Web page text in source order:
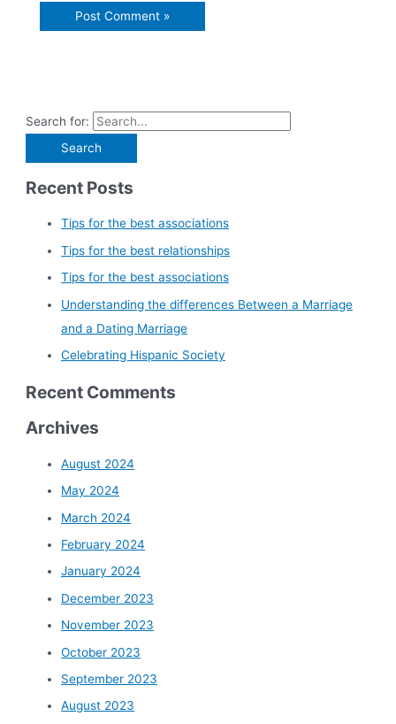
Search for:
Recent Posts
Tips for the best associations
Tips for the best relationships
Tips for the best associations
Understanding the differences Between a Marriage
and a Dating Marriage
Celebrating Hispanic Society
Recent Comments
Archives
August 2024
May 2024
March 2024
February 2024
January 2024
December 2023
November 2023
October 2023
September 2023
August 2023